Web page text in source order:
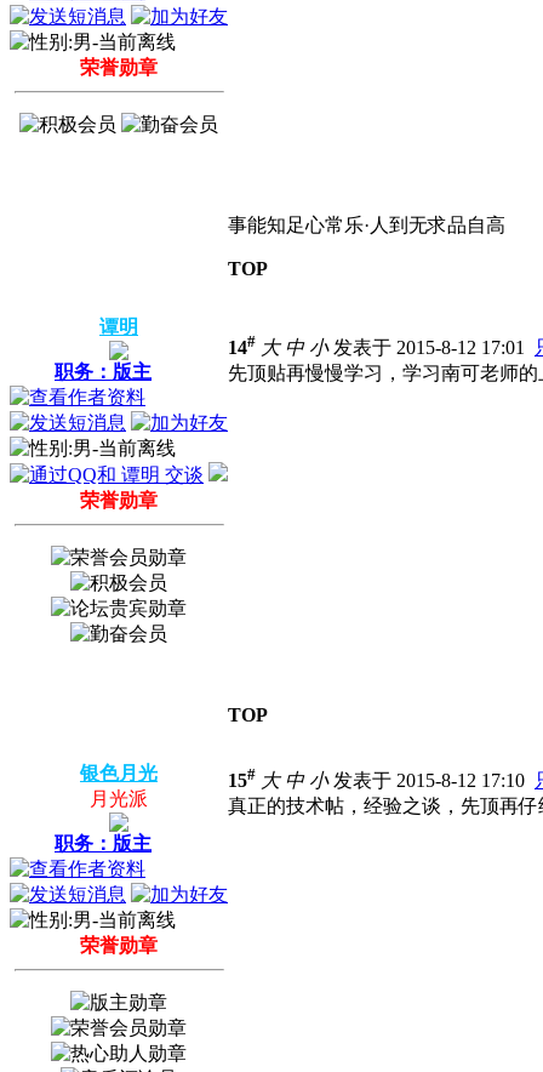
荣誉勋章
事能知足心常乐·人到无求品自高
TOP
谭明
职务：版主
荣誉勋章
14# 大 中 小发表于 2015-8-12 17:01
先顶贴再慢慢学习，学习南可老师
TOP
银色月光
月光派
职务：版主
荣誉勋章
15# 大 中 小发表于 2015-8-12 17:10
真正的技术帖，经验之谈，先顶再仔